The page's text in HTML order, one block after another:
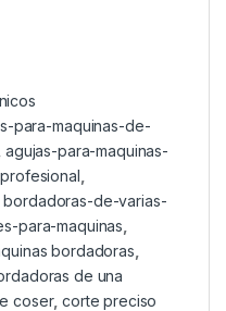
para-maquinas-de-
agujas-para-maquinas-
,bordadoras-de-varias-
para-maquinas
bordadoras
de una
coser,corte preciso